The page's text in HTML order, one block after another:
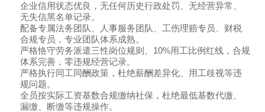
企业信用状态优良，无任何历史行政处罚、无经营异常、
无失信黑名单记录。
配备专属法务团队、人事服务团队、工伤理赔专员、财税
合规专员，专业团队体系成熟。
严格恪守劳务派遣三性岗位规则、10%用工比例红线，合规
体系完善，零违规经营记录。
严格执行同工同酬政策，杜绝薪酬差异化、用工歧视等违
规问题。
全员按实际工资基数合规缴纳社保，杜绝最低基数代缴、
漏缴、断缴等违规操作。